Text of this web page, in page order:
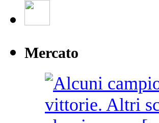
Mercato